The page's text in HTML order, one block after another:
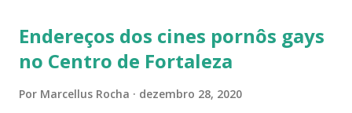
Endereços dos cines pornôs gays
no Centro de Fortaleza
Por Marcellus Rocha dezembro 28, 2020